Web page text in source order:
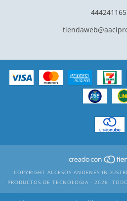
COPYRIGHT ACCESOS-ANDENES
PRODUCTOS DE TECNOLOGIA - 2026.